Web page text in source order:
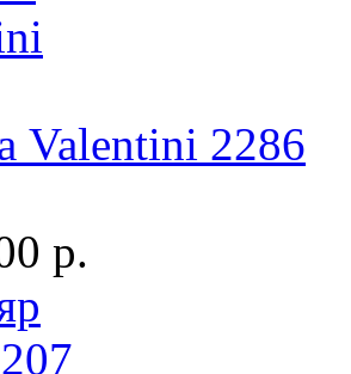
Valentini 2286
р.